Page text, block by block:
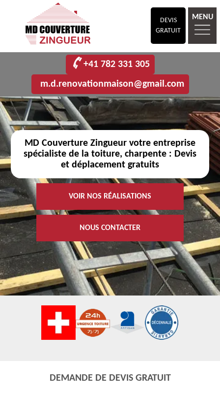
DEVIS
GRATUIT
MENU
+41 782 331 305
m.d.renovationmaison@gmail.com
MD Couverture Zingueur votre entreprise
spécialiste de la toiture, charpente : Devis
et déplacement gratuits
VOIR NOS RÉALISATIONS
NOUS CONTACTER
DEMANDE DE DEVIS GRATUIT